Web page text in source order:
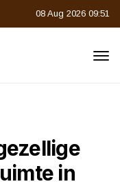
08 Aug 2026 09:51
in